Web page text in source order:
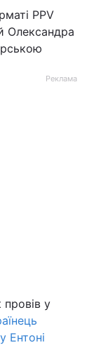
PPV
Олександра
Реклама
провів у
Ентоні